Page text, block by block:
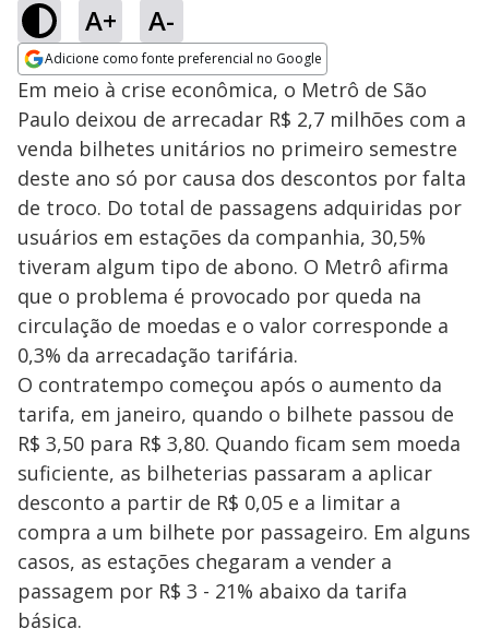
A+ A-
Adicione como fonte preferencial no Google
Opens in new window
Em meio à crise econômica, o Metrô de São
Paulo deixou de arrecadar R$ 2,7 milhões com a
venda bilhetes unitários no primeiro semestre
deste ano só por causa dos descontos por falta
de troco. Do total de passagens adquiridas por
usuários em estações da companhia, 30,5%
tiveram algum tipo de abono. O Metrô afirma
que o problema é provocado por queda na
circulação de moedas e o valor corresponde a
0,3% da arrecadação tarifária.
O contratempo começou após o aumento da
tarifa, em janeiro, quando o bilhete passou de
R$ 3,50 para R$ 3,80. Quando ficam sem moeda
suficiente, as bilheterias passaram a aplicar
desconto a partir de R$ 0,05 e a limitar a
compra a um bilhete por passageiro. Em alguns
casos, as estações chegaram a vender a
passagem por R$ 3 - 21% abaixo da tarifa
básica.